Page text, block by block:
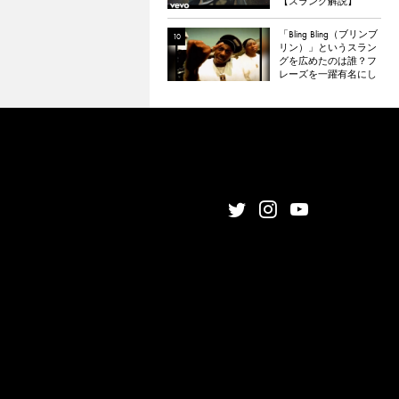
「Bling Bling（ブリンブ
リン）」というスラン
グを広めたのは誰？フ
レーズを一躍有名にし